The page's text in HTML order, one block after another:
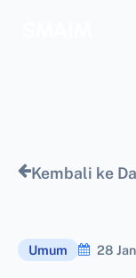
Kembali ke
Umum 28